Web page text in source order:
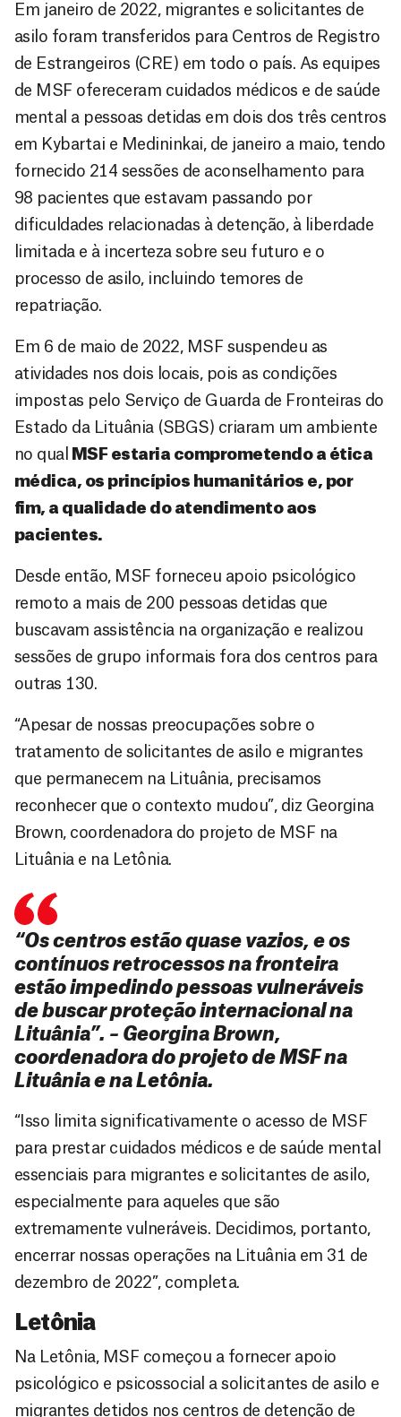
Em janeiro de 2022, migrantes e solicitantes de
asilo foram transferidos para Centros de Registro
de Estrangeiros (CRE) em todo o país. As equipes
de MSF ofereceram cuidados médicos e de saúde
mental a pessoas detidas em dois dos três centros
em Kybartai e Medininkai, de janeiro a maio, tendo
fornecido 214 sessões de aconselhamento para
98 pacientes que estavam passando por
dificuldades relacionadas à detenção, à liberdade
limitada e à incerteza sobre seu futuro e o
processo de asilo, incluindo temores de
repatriação.
Em 6 de maio de 2022, MSF suspendeu as
atividades nos dois locais, pois as condições
impostas pelo Serviço de Guarda de Fronteiras do
Estado da Lituânia (SBGS) criaram um ambiente
no qual
MSF estaria comprometendo a ética
médica, os princípios humanitários e, por
fim, a qualidade do atendimento aos
pacientes.
Desde então, MSF forneceu apoio psicológico
remoto a mais de 200 pessoas detidas que
buscavam assistência na organização e realizou
sessões de grupo informais fora dos centros para
outras 130.
“Apesar de nossas preocupações sobre o
tratamento de solicitantes de asilo e migrantes
que permanecem na Lituânia, precisamos
reconhecer que o contexto mudou”, diz Georgina
Brown, coordenadora do projeto de MSF na
Lituânia e na Letônia.
“Os centros estão quase vazios, e os
contínuos retrocessos na fronteira
estão impedindo pessoas vulneráveis
de buscar proteção internacional na
Lituânia”. – Georgina Brown,
coordenadora do projeto de MSF na
Lituânia e na Letônia.
“Isso limita significativamente o acesso de MSF
para prestar cuidados médicos e de saúde mental
essenciais para migrantes e solicitantes de asilo,
especialmente para aqueles que são
extremamente vulneráveis. Decidimos, portanto,
encerrar nossas operações na Lituânia em 31 de
dezembro de 2022”, completa.
Letônia
Na Letônia, MSF começou a fornecer apoio
psicológico e psicossocial a solicitantes de asilo e
migrantes detidos nos centros de detenção de